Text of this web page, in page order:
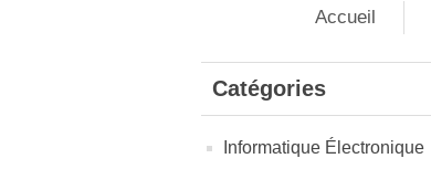
Accueil
Catégories
Informatique Électronique